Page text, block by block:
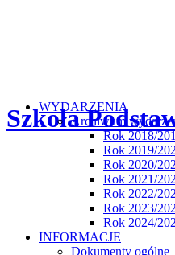
Szkoła
WYDARZENIA
Archiwum
Rok 2018/
Rok 2019/
Rok 2020/
Rok 2021/
Rok 2022/
Rok 2023/
Rok 2024/
INFORMACJE
Dokumenty ogólne